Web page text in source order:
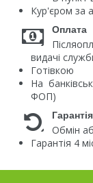
Кур'єром за
Оплата
видачі
Готівкою
На
ФОП)
Гарантія
Обмін
Гарантія 4